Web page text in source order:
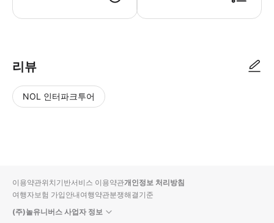
리뷰
NOL 인터파크투어
입니
다.
순
상
이용약관위치기반서비스 이용약관개인정보 처리방침
여행자보험 가입안내여행약관분쟁해결기준
(주)놀유니버스 사업자 정보